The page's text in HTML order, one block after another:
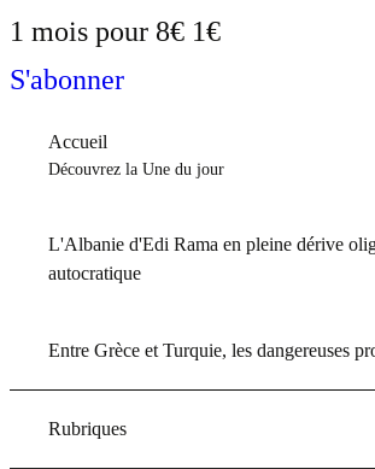
1 mois pour 8€ 1€
S'abonner
Accueil
Découvrez la Une du jour
L'Albanie d'Edi Rama en pleine dérive
autocratique
Entre Grèce et Turquie, les dangereuses
Rubriques